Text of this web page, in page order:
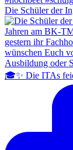
Die Schüler der
🎓✨ Die ITAs